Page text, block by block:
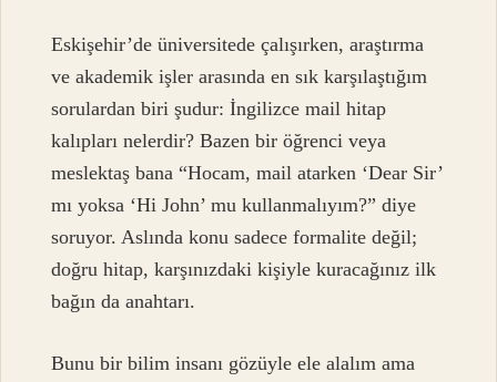
Eskişehir’de üniversitede çalışırken, araştırma
ve akademik işler arasında en sık karşılaştığım
sorulardan biri şudur: İngilizce mail hitap
kalıpları nelerdir? Bazen bir öğrenci veya
meslektaş bana “Hocam, mail atarken ‘Dear Sir’
mı yoksa ‘Hi John’ mu kullanmalıyım?” diye
soruyor. Aslında konu sadece formalite değil;
doğru hitap, karşınızdaki kişiyle kuracağınız ilk
bağın da anahtarı.
Bunu bir bilim insanı gözüyle ele alalım ama